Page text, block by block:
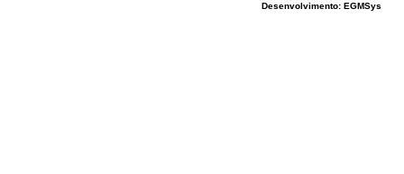
Desenvolvimento: EGMSys